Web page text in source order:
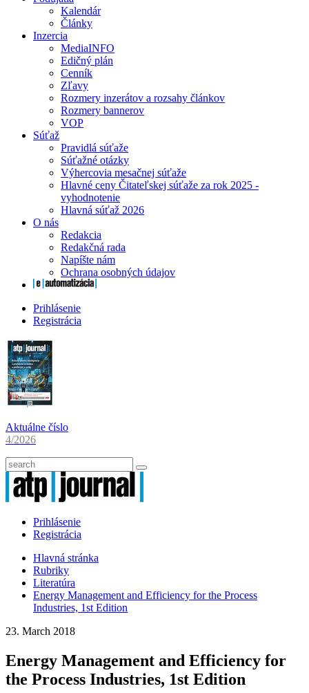
Kalendár
Články
Inzercia
MediaINFO
Edičný plán
Cenník
Zľavy
Rozmery inzerátov a rozsahy článkov
Rozmery bannerov
VOP
Súťaž
Pravidlá súťaže
Súťažné otázky
Výhercovia mesačnej súťaže
Hlavné ceny Čitateľskej súťaže za rok 2025 -
vyhodnotenie
Hlavná súťaž 2026
O nás
Redakcia
Redakčná rada
Napíšte nám
Ochrana osobných údajov
Prihlásenie
Registrácia
Aktuálne číslo
4/2026
Prihlásenie
Registrácia
Hlavná stránka
Rubriky
Literatúra
Energy Management and Efficiency for the Process
Industries, 1st Edition
23. March 2018
Energy Management and Efficiency for
the Process Industries, 1st Edition